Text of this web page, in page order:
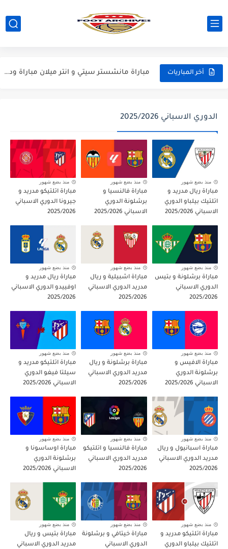
أخر المباريات
مباراة ارسنال و جيرونا مباراة ودية 2026
مباراة مانشستر سيتي و انتر ميلان مباراة ودية 2026
مباراة سيلتيك و ميلان مباراة ودية 2026
مباراة انجلترا و فرنسا المركز الثالث كاس العالم 2026
الدوري الاسباني 2025/2026
منذ بضع شهور
مباراة ريال مدريد و
اتلتيك بيلباو الدوري
الاسباني 2025/2026
منذ بضع شهور
مباراة فالنسيا و
برشلونة الدوري
الاسباني 2025/2026
منذ بضع شهور
مباراة اتلتيكو مدريد و
جيرونا الدوري الاسباني
2025/2026
منذ بضع شهور
مباراة برشلونة و بتيس
الدوري الاسباني
2025/2026
منذ بضع شهور
مباراة اشبيلية و ريال
مدريد الدوري الاسباني
2025/2026
منذ بضع شهور
مباراة ريال مدريد و
اوفييدو الدوري الاسباني
2025/2026
منذ بضع شهور
مباراة الافيس و
برشلونة الدوري
الاسباني 2025/2026
منذ بضع شهور
مباراة برشلونة و ريال
مدريد الدوري الاسباني
2025/2026
منذ بضع شهور
مباراة اتلتيكو مدريد و
سيلتا فيغو الدوري
الاسباني 2025/2026
منذ بضع شهور
مباراة اسبانيول و ريال
مدريد الدوري الاسباني
2025/2026
منذ بضع شهور
مباراة فالنسيا و اتلتيكو
مدريد الدوري الاسباني
2025/2026
منذ بضع شهور
مباراة اوساسونا و
برشلونة الدوري
الاسباني 2025/2026
منذ بضع شهور
مباراة اتلتيكو مدريد و
اتلتيك بيلباو الدوري
منذ بضع شهور
مباراة خيتافي و برشلونة
الدوري الاسباني
منذ بضع شهور
مباراة بتيس و ريال
مدريد الدوري الاسباني